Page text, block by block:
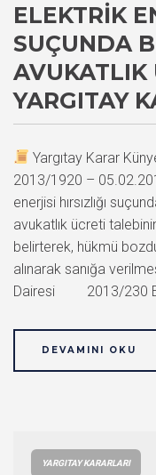
ELEKTRIK
SUÇUNDA
AVUKATLIK
YARGITAY
Yargıtay Karar
2013/1920 –
enerjisi hırsızlığı
avukatlık ücreti
belirterek, hükmü
alınarak sanığa
Dairesi 2013/230 E.
DEVAMINI OKU
YARGITAY KARARLARI